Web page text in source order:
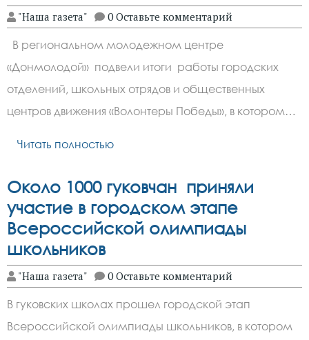
"Наша газета" 0 Оставьте комментарий
В региональном молодежном центре
«Донмолодой» подвели итоги работы городских
отделений, школьных отрядов и общественных
центров движения «Волонтеры Победы», в котором…
Читать полностью
Около 1000 гуковчан приняли
участие в городском этапе
Всероссийской олимпиады
школьников
"Наша газета" 0 Оставьте комментарий
В гуковских школах прошел городской этап
Всероссийской олимпиады школьников, в котором